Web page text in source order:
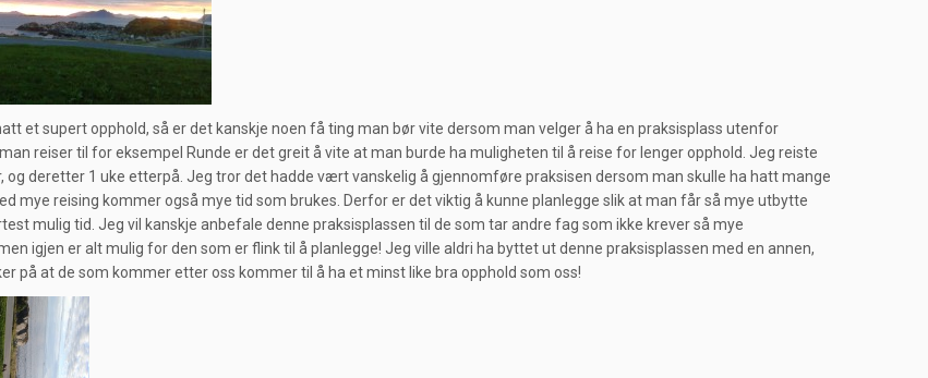
et supert opphold, så er det kanskje noen få ting man bør vite dersom man velger å ha en praksisplass utenfor
reiser til for eksempel Runde er det greit å vite at man burde ha muligheten til å reise for lenger opphold. Jeg reiste
og deretter 1 uke etterpå. Jeg tror det hadde vært vanskelig å gjennomføre praksisen dersom man skulle ha hatt mange
mye reising kommer også mye tid som brukes. Derfor er det viktig å kunne planlegge slik at man får så mye utbytte
mulig tid. Jeg vil kanskje anbefale denne praksisplassen til de som tar andre fag som ikke krever så mye
igjen er alt mulig for den som er flink til å planlegge! Jeg ville aldri ha byttet ut denne praksisplassen med en annen,
på at de som kommer etter oss kommer til å ha et minst like bra opphold som oss!